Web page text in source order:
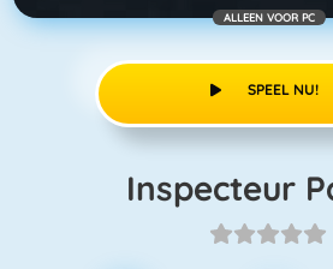
ALLEEN VOOR PC
SPEEL NU!
Inspecteur